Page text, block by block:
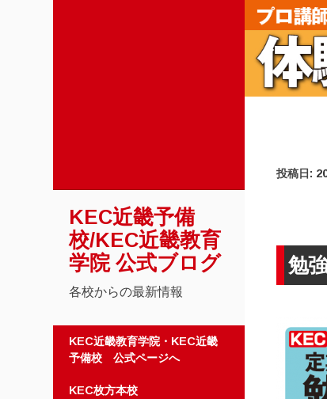
KEC近畿予備
校/KEC近畿教育
学院 公式ブログ
各校からの最新情報
コンテンツへスキップ
KEC近畿教育学院・KEC近畿
予備校 公式ページへ
KEC枚方本校
投稿日:
勉